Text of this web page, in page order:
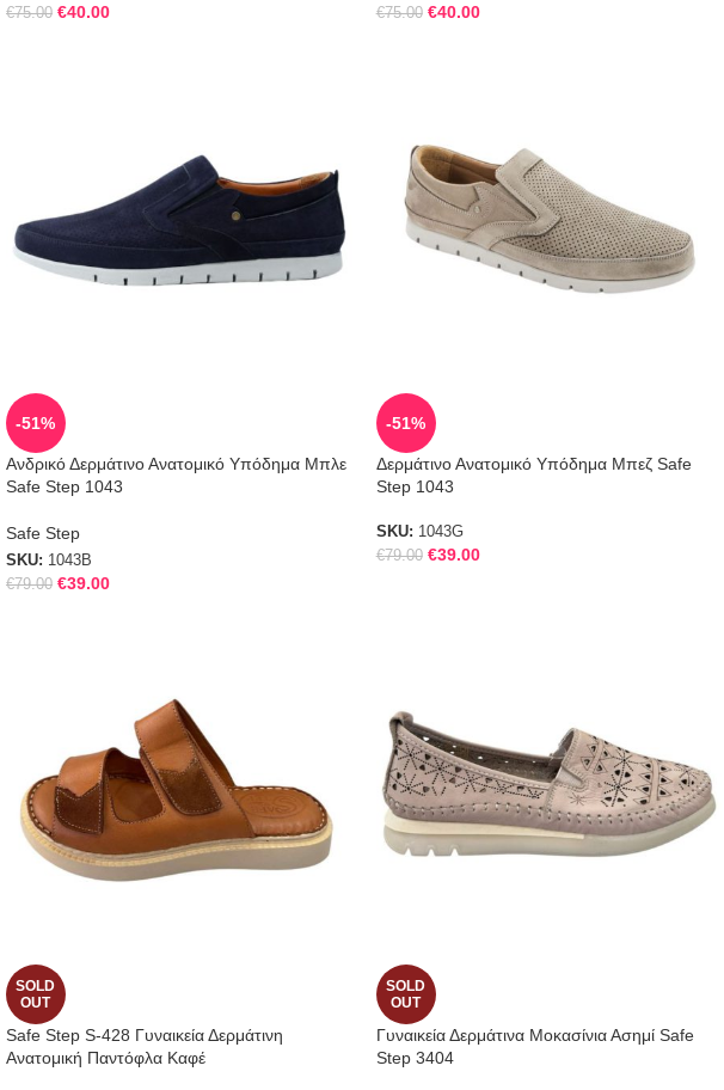
€75.00 €40.00
€75.00 €40.00
-51%
Ανδρικό Δερμάτινο Ανατομικό Υπόδημα Μπλε
Safe Step 1043
Safe Step
SKU: 1043B
€79.00 €39.00
-51%
Δερμάτινο Ανατομικό Υπόδημα Μπεζ Safe
Step 1043
SKU: 1043G
€79.00 €39.00
SOLD
OUT
Safe Step S-428 Γυναικεία Δερμάτινη
Ανατομική Παντόφλα Καφέ
SOLD
OUT
Γυναικεία Δερμάτινα Μοκασίνια Ασημί Safe
Step 3404